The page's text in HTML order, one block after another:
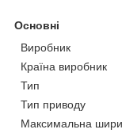
Основні
Виробник
Країна виробник
Тип
Тип приводу
Максимальна